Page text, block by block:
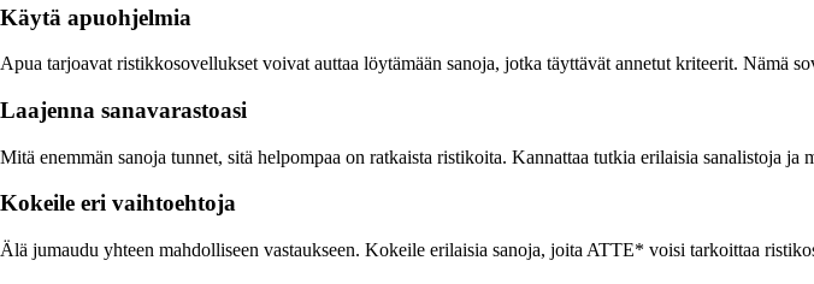
Käytä apuohjelmia
Apua tarjoavat ristikkosovellukset voivat auttaa löytämään sanoja, jotka täyttävät annetut kriteerit. Nämä
Laajenna sanavarastoasi
Mitä enemmän sanoja tunnet, sitä helpompaa on ratkaista ristikoita. Kannattaa tutkia erilaisia sanalistoja ja
Kokeile eri vaihtoehtoja
Älä jumaudu yhteen mahdolliseen vastaukseen. Kokeile erilaisia sanoja, joita ATTE* voisi tarkoittaa